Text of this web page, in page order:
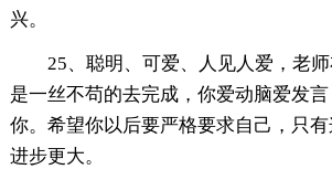
兴。
25、聪明、可爱、人见人爱，老
是一丝不苟的去完成，你爱动脑爱发
你。希望你以后要严格要求自己，只
进步更大。